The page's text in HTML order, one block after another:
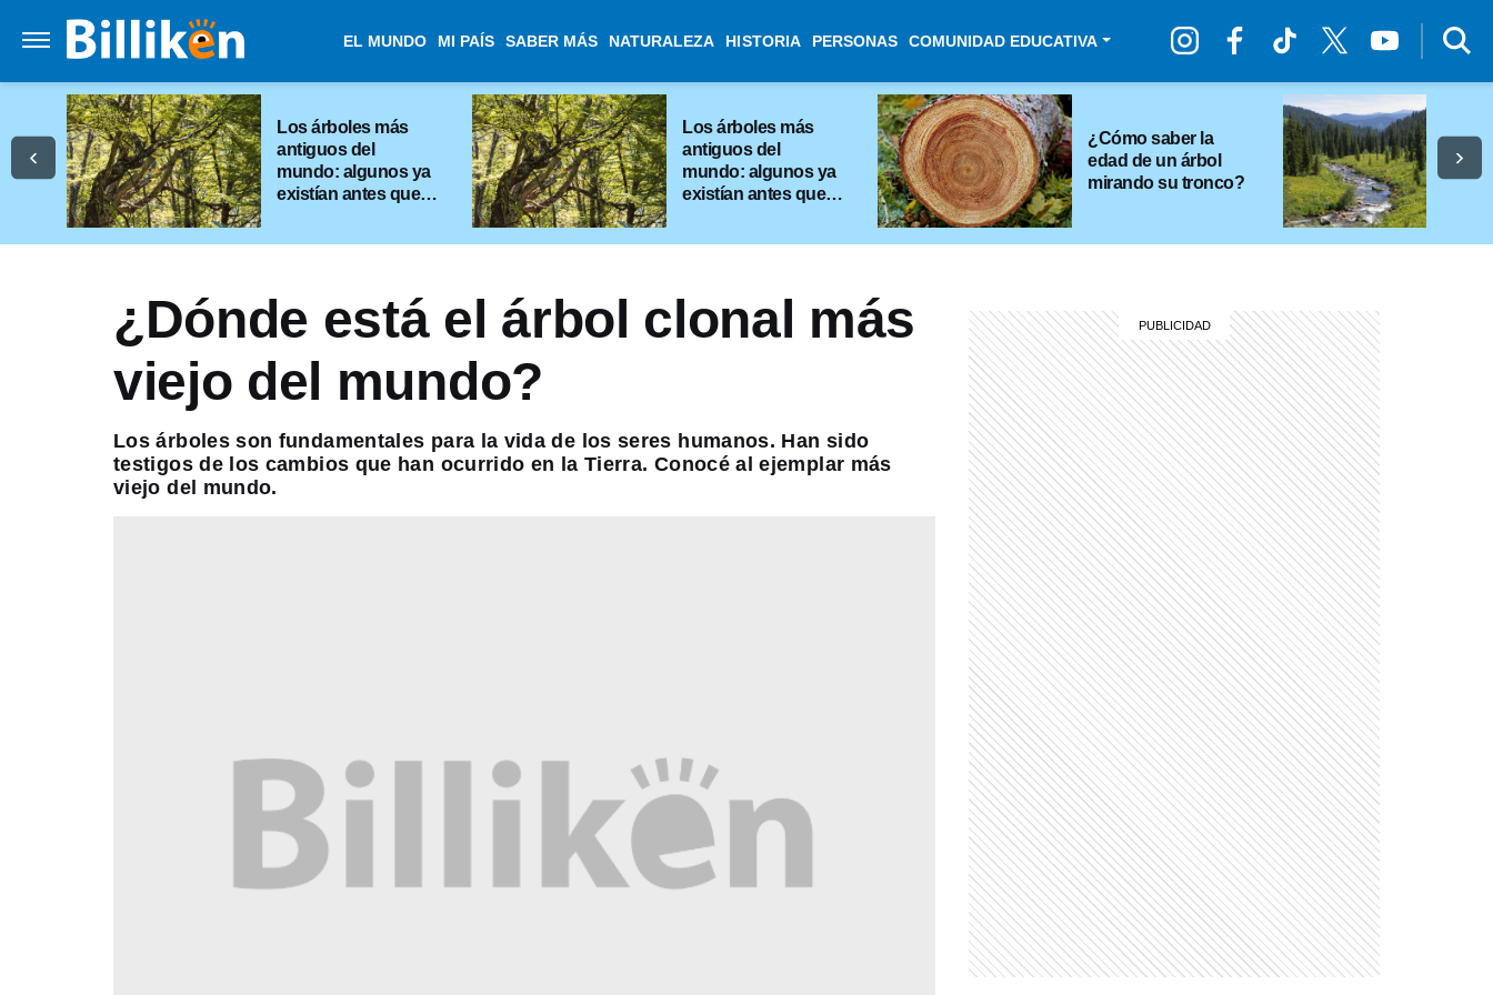
EL MUNDO MI PAÍS SABER MÁS NATURALEZA HISTORIA PERSONAS COMUNIDAD EDUCATIVA
Los árboles más
antiguos del
mundo: algunos ya
existían antes que
Los árboles más
antiguos del
mundo: algunos ya
existían antes que
¿Cómo saber la
edad de un árbol
mirando su tronco?
¿Dónde está el árbol clonal más
viejo del mundo?
Los árboles son fundamentales para la vida de los seres humanos. Han sido
testigos de los cambios que han ocurrido en la Tierra. Conocé al ejemplar más
viejo del mundo.